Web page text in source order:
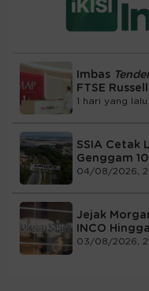
Imbas
FTSE
1 hari yang lalu
SSIA Cetak
Genggam
04/08/2026,
Jejak
INCO
03/08/2026,